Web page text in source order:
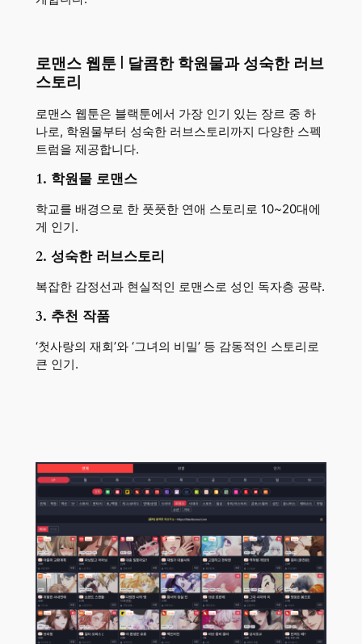
로맨스 웹툰 | 달콤한 학원물과 성숙한 러브
스토리
로맨스 웹툰은 블랙툰에서 가장 인기 있는 장르 중 하
나로, 학원물부터 성숙한 러브스토리까지 다양한 스펙
트럼을 제공합니다.
1. 학원물 로맨스
학교를 배경으로 한 풋풋한 연애 스토리로 10~20대에
게 인기.
2. 성숙한 러브스토리
복잡한 감정선과 현실적인 로맨스로 성인 독자층 공략.
3. 추천 작품
‘첫사랑의 재회’와 ‘그녀의 비밀’ 등 감동적인 스토리로
큰 인기.